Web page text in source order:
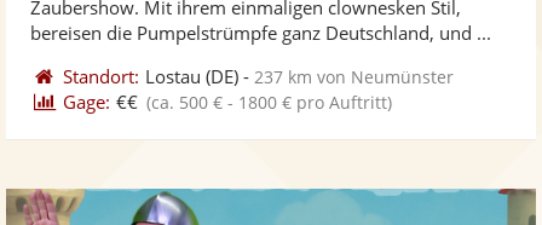
Sternen
Zaubershow. Mit ihrem einmaligen clownesken Stil,
bereisen die Pumpelstrümpfe ganz Deutschland, und ...
Standort: Lostau (DE) - 237 km von Neumünster
Gage: €€ (ca. 500 € - 1800 € pro Auftritt)